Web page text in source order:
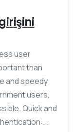
user
than
and speedy
users,
Quick and